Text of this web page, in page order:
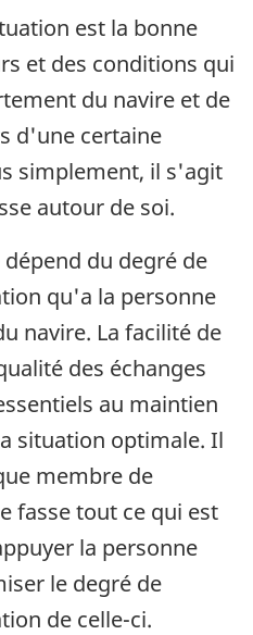
est la bonne
et des conditions qui
du navire et de
d'une certaine
simplement, il s'agit
autour de soi.
du degré de
qu'a la personne
navire. La facilité de
des échanges
au maintien
situation optimale. Il
membre de
fasse tout ce qui est
la personne
le degré de
de celle-ci.